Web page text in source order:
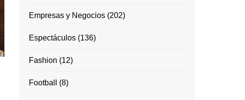
Empresas y Negocios (202)
Espectáculos (136)
Fashion (12)
Football (8)